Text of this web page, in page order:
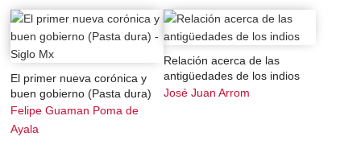
El primer nueva corónica y
buen gobierno (Pasta dura)
Felipe Guaman Poma de
Ayala
Relación acerca de las
antigüedades de los indios
José Juan Arrom